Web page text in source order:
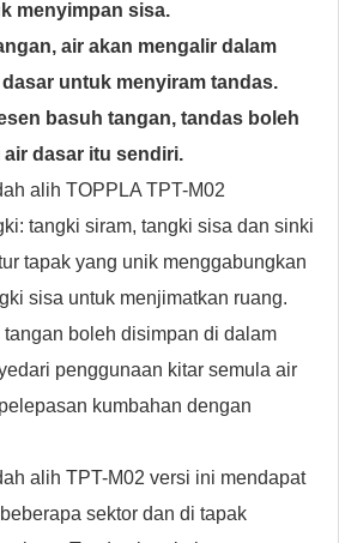
menyimpan sisa.
air akan mengalir dalam
untuk menyiram tandas.
basuh tangan, tandas boleh
dasar itu sendiri.
alih TOPPLA TPT-M02
tangki siram, tangki sisa dan sinki
tapak yang unik menggabungkan
sisa untuk menjimatkan ruang.
boleh disimpan di dalam
penggunaan kitar semula air
kumbahan dengan
alih TPT-M02 versi ini mendapat
sektor dan di tapak